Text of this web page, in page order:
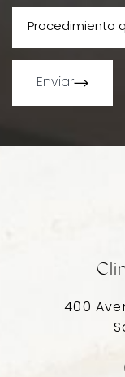
Enviar
400